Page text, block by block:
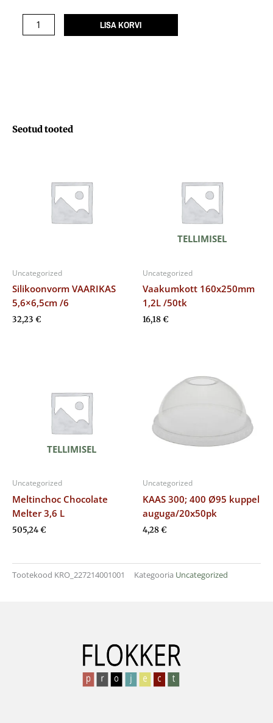
U-
clip
LISA KORVI
Tootekood KRO_227214001001 Kategooria Uncategorized
Seotud tooted
Uncategorized
Silikoonvorm VAARIKAS
5,6×6,5cm /6
32,23 €
TELLIMISEL
Uncategorized
Vaakumkott 160x250mm
1,2L /50tk
16,18€
TELLIMISEL
Uncategorized
Meltinchoc Chocolate
Melter 3,6 L
505,24€
Uncategorized
KAAS 300; 400 Ø95 kuppel
auguga/20x50pk
4,28€